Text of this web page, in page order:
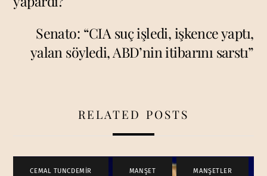
Senato: “CIA suç işledi, işkence yaptı,
yalan söyledi, ABD’nin itibarını sarstı”
RELATED POSTS
CEMAL TUNCDEMİR MANŞET , MANŞETLER